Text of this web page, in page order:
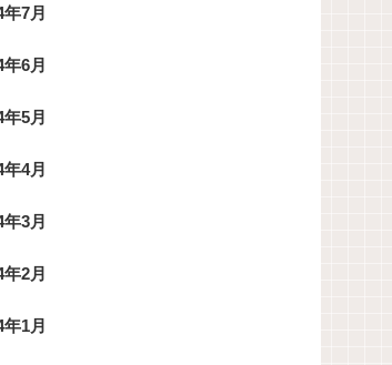
7月
6月
5月
4月
3月
2月
1月